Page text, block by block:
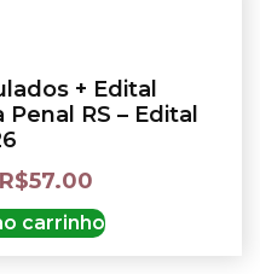
+ Edital
RS – Edital
R$57.00
carrinho